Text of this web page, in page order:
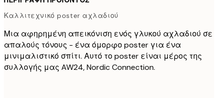
Καλλιτεχνικό poster αχλαδιού
Μια αφηρημένη απεικόνιση ενός γλυκού αχλαδιού σε
απαλούς τόνους - ένα όμορφο poster για ένα
μινιμαλιστικό σπίτι. Αυτό το poster είναι μέρος της
συλλογής μας AW24, Nordic Connection.